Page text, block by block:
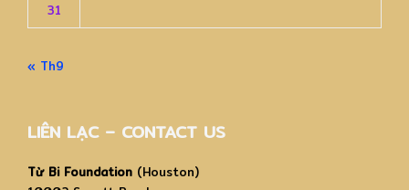
31
« Th9
LIÊN LẠC – CONTACT US
Từ Bi Foundation (Houston)